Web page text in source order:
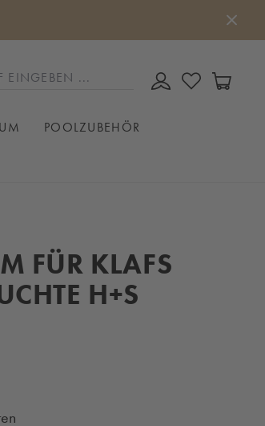
DU HAST 0
POOLZUBEHÖR
FÜR KLAFS
H+S